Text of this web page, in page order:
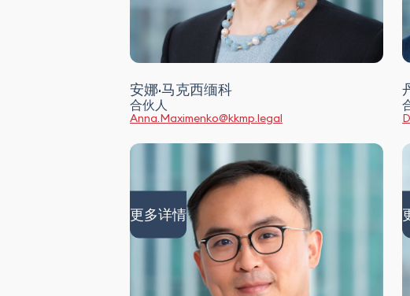
安娜·马克西缅科
合伙人
Anna.Maximenko@kkmp.legal
更多详情